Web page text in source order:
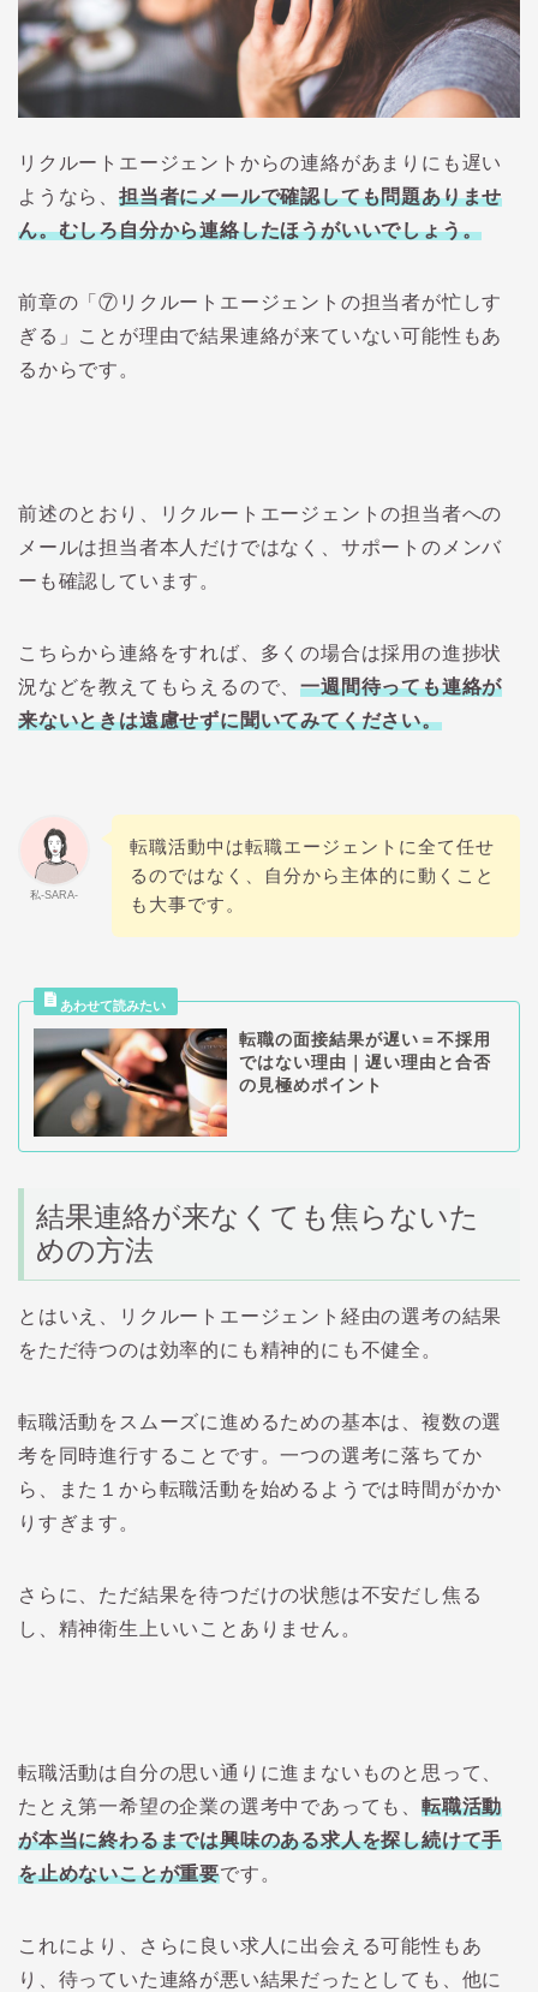
リクルートエージェントからの連絡があまりにも遅い
ようなら、 担当者にメールで確認しても問題ありませ
ん。むしろ自分から連絡したほうがいいでしょう。
前章の「⑦リクルートエージェントの担当者が忙しす
ぎる」ことが理由で結果連絡が来ていない可能性もあ
るからです。
前述のとおり、リクルートエージェントの担当者への
メールは担当者本人だけではなく、サポートのメンバ
ーも確認しています。
こちらから連絡をすれば、多くの場合は採用の進捗状
況などを教えてもらえるので、一週間待っても連絡が
来ないときは遠慮せずに聞いてみてください。
私-SARA-
転職活動中は転職エージェントに全て任せ
るのではなく、自分から主体的に動くこと
も大事です。
転職の面接結果が遅い＝不採用
ではない理由｜遅い理由と合否
の見極めポイント
結果連絡が来なくても焦らないた
めの方法
とはいえ、リクルートエージェント経由の選考の結果
をただ待つのは効率的にも精神的にも不健全。
転職活動をスムーズに進めるための基本は、複数の選
考を同時進行することです。一つの選考に落ちてか
ら、また１から転職活動を始めるようでは時間がかか
りすぎます。
さらに、ただ結果を待つだけの状態は不安だし焦る
し、精神衛生上いいことありません。
転職活動は自分の思い通りに進まないものと思って、
たとえ第一希望の企業の選考中であっても、 転職活動
が本当に終わるまでは興味のある求人を探し続けて手
を止めないことが重要です。
これにより、さらに良い求人に出会える可能性もあ
り、待っていた連絡が悪い結果だったとしても、他に